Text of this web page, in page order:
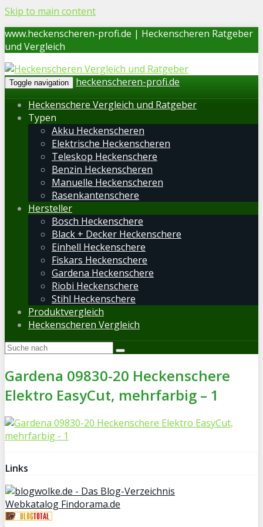
Skip to main content
www.heckenscheren-profi.de | Heckenscheren Ratgeber
und Vergleich
Toggle navigation
heckenscheren-profi.de
Heckenschere Vergleich und Ratgeber
Typen
Akku Heckenscheren
Elektrische Heckenscheren
Teleskop Heckenschere
Benzin Heckenscheren
Manuelle Heckenscheren
Rasenkantenschere
Hersteller
Bosch Heckenschere
Black + Decker Heckenschere
Einhell Heckenschere
Fiskars Heckenschere
Gardena Heckenschere
Riobi Heckenschere
Stihl Heckenschere
Produktvergleich
Heckenscheren Vergleich
Gardena 09830-20 Heckenschere
Elektro EasyCut, mehrfarbig – 1
Links
Webkatalog Findorama.de